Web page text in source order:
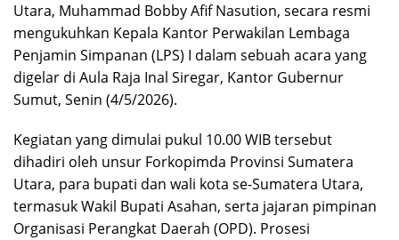
Utara, Muhammad Bobby Afif Nasution, secara resmi
mengukuhkan Kepala Kantor Perwakilan Lembaga
Penjamin Simpanan (LPS) I dalam sebuah acara yang
digelar di Aula Raja Inal Siregar, Kantor Gubernur
Sumut, Senin (4/5/2026).
Kegiatan yang dimulai pukul 10.00 WIB tersebut
dihadiri oleh unsur Forkopimda Provinsi Sumatera
Utara, para bupati dan wali kota se-Sumatera Utara,
termasuk Wakil Bupati Asahan, serta jajaran pimpinan
Organisasi Perangkat Daerah (OPD). Prosesi